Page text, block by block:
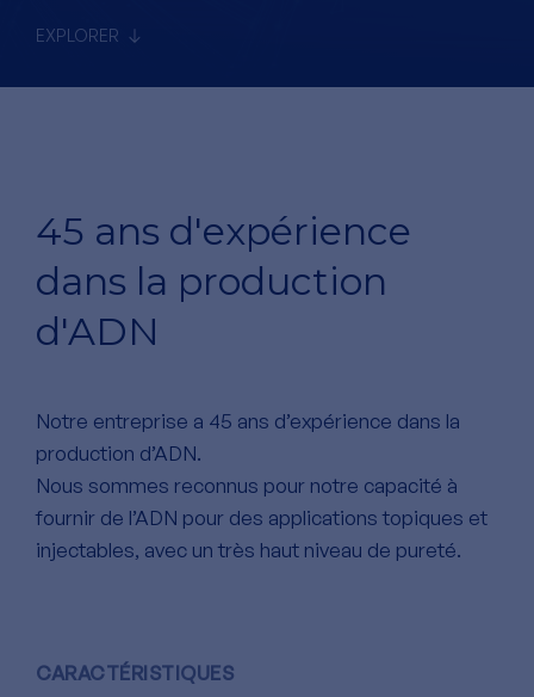
EXPLORER
45 ans d'expérience
dans la production
d'ADN
Notre entreprise a 45 ans d’expérience dans la
production d’ADN.
Nous sommes reconnus pour notre capacité à
fournir de l’ADN pour des applications topiques et
injectables, avec un très haut niveau de pureté.
CARACTÉRISTIQUES